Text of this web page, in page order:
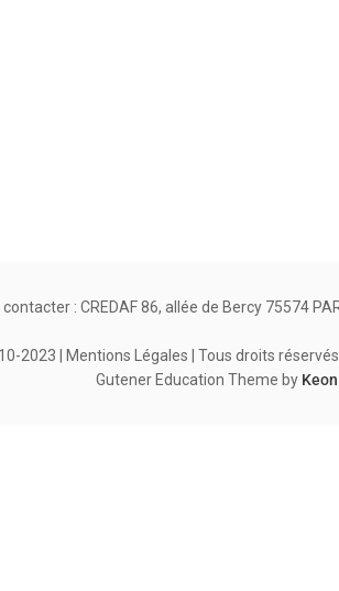
: CREDAF 86, allée de Bercy 75574
2023 | Mentions Légales | Tous droits
Gutener Education Theme by